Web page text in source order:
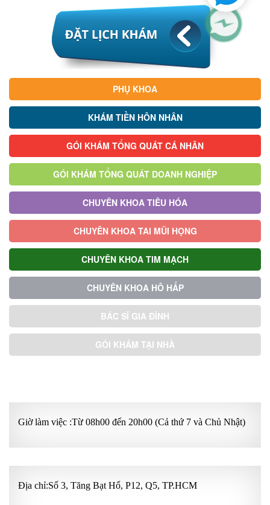
PHỤ KHOA
KHÁM TIỀN HÔN NHÂN
GÓI KHÁM TỔNG QUÁT CÁ NHÂN
GÓI KHÁM TỔNG QUÁT DOANH NGHIỆP
CHUYÊN KHOA TIÊU HÓA
CHUYÊN KHOA TAI MŨI HỌNG
CHUYÊN KHOA TIM MẠCH
CHUYÊN KHOA HÔ HẤP
BÁC SĨ GIA ĐÌNH
GÓI KHÁM TẠI NHÀ
Giờ làm việc :Từ 08h00 đến 20h00 (Cả thứ 7 và Chủ Nhật)
Địa chỉ:Số 3, Tăng Bạt Hổ, P12, Q5, TP.HCM